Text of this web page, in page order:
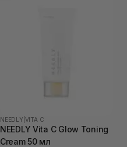
NEEDLY VITA C
NEEDLY Vita C Glow Toning
Cream 50 мл